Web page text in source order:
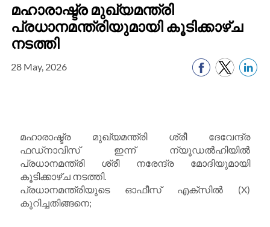
മഹാരാഷ്ട്ര മുഖ്യമന്ത്രി
പ്രധാനമന്ത്രിയുമായി കൂടിക്കാഴ്ച
നടത്തി
28 May, 2026
മഹാരാഷ്ട്ര മുഖ്യമന്ത്രി ശ്രീ ദേവേന്ദ്ര
ഫഡ്‌നാവിസ് ഇന്ന് ന്യൂഡൽഹിയിൽ
പ്രധാനമന്ത്രി ശ്രീ നരേന്ദ്ര മോദിയുമായി
കൂടിക്കാഴ്ച നടത്തി.
പ്രധാനമന്ത്രിയുടെ ഓഫീസ് എക്സിൽ (X)
കുറിച്ചതിങ്ങനെ;